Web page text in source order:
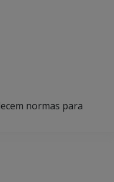
normas para